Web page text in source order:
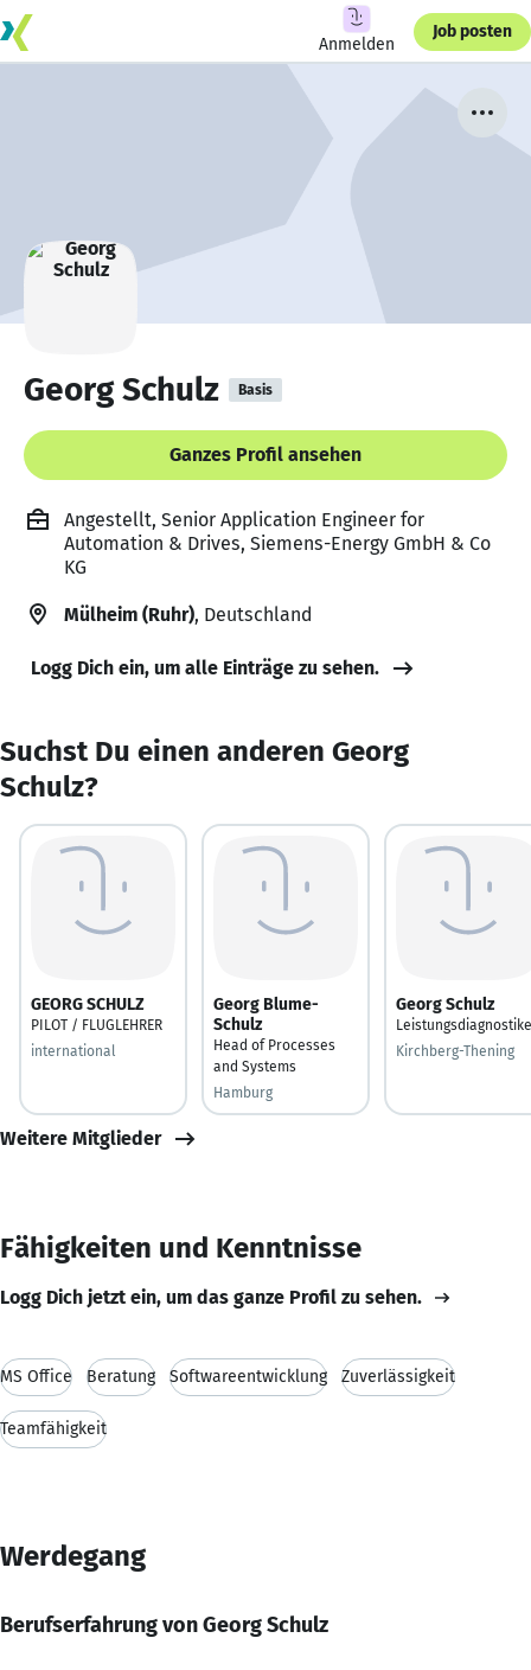
Anmelden
Job posten
Georg Schulz Basis
Ganzes Profil ansehen
Angestellt, Senior Application Engineer for
Automation & Drives, Siemens-Energy GmbH & Co
KG
Mülheim (Ruhr), Deutschland
Logg Dich ein, um alle Einträge zu sehen.
Suchst Du einen anderen Georg
Schulz?
GEORG SCHULZ
PILOT / FLUGLEHRER
international
Georg Blume-
Schulz
Head of Processes
and Systems
Hamburg
Georg Schulz
Kirchberg-Thening
Weitere Mitglieder
Fähigkeiten und Kenntnisse
Logg Dich jetzt ein, um das ganze Profil zu sehen.
MS Office Beratung Softwareentwicklung Zuverlässigkeit
Teamfähigkeit
Werdegang
Berufserfahrung von Georg Schulz